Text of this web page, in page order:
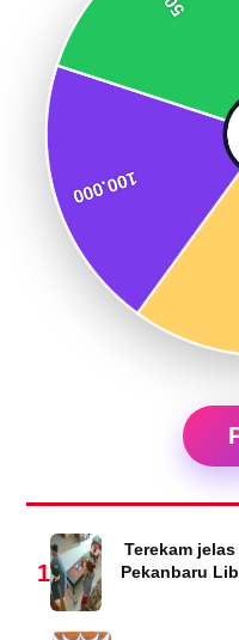
1
Terekam
Pekanbaru